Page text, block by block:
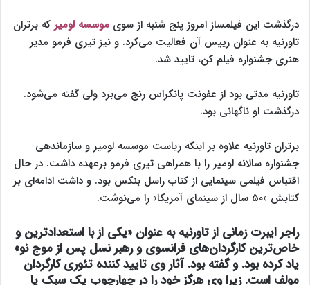
درگذشت این فیلمساز امروز پنج شنبه از سوی موسسه لومیرکه برتران
تاورنیه به عنوان رییس آن فعالیت می‌کرد. و نیز تیری فرمو مدیر
هنری جشنواره فیلم کن، تایید شد.
تاورنیه مدتی بود از عفونت پانکراس رنج می‌برد ولی گفته می‌شود.
درگذشت او ناگهانی بود.
برتران تاورنیه علاوه بر اینکه ریاست موسسه لومیر و سازماندهی
جشنواره سالانه لومیر را با همراهی تیری فرمو برعهده داشت. در حال
اقتباس فیلمی سینمایی از کتاب راسل بنکس بود. و داشت ادامه‌ای بر
کتابش «۵۰ سال از سینمای آمریکا» را می‌نوشت.
راجر ایبرت زمانی از تاورنیه به عنوان «یکی از با استعدادترین و
خاص‌ترین کارگردان‌های فرانسوی و رهبر نسل پس از موج نو»
یاد کرده بود. و گفته بود. آثار وی تایید کننده تئوری کارگردان
مولف است. زیرا وی هرگز خود را در چهارچوب یک سبک یا